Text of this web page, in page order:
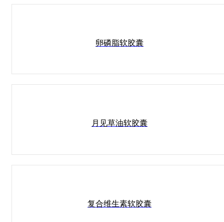
卵磷脂软胶囊
月见草油软胶囊
复合维生素软胶囊